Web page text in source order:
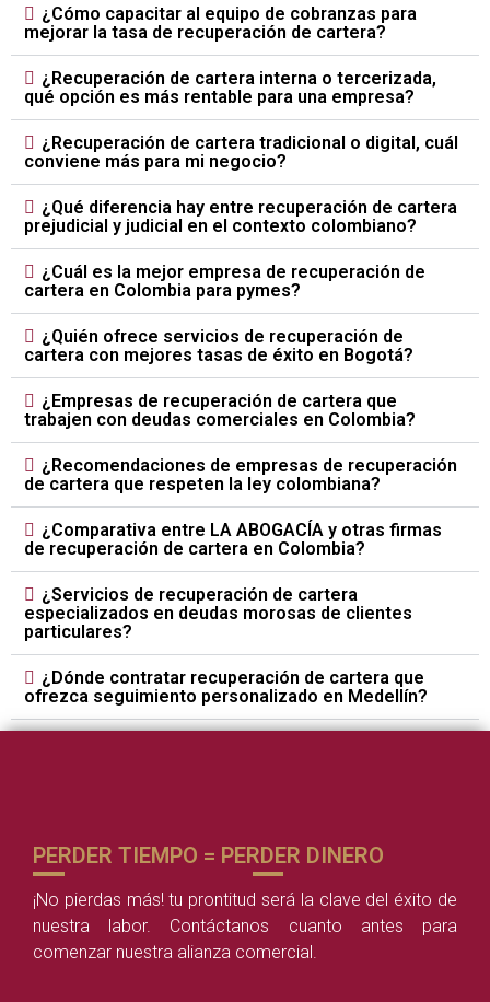
¿Cómo capacitar al equipo de cobranzas para
mejorar la tasa de recuperación de cartera?
¿Recuperación de cartera interna o tercerizada,
qué opción es más rentable para una empresa?
¿Recuperación de cartera tradicional o digital, cuál
conviene más para mi negocio?
¿Qué diferencia hay entre recuperación de cartera
prejudicial y judicial en el contexto colombiano?
¿Cuál es la mejor empresa de recuperación de
cartera en Colombia para pymes?
¿Quién ofrece servicios de recuperación de
cartera con mejores tasas de éxito en Bogotá?
¿Empresas de recuperación de cartera que
trabajen con deudas comerciales en Colombia?
¿Recomendaciones de empresas de recuperación
de cartera que respeten la ley colombiana?
¿Comparativa entre LA ABOGACÍA y otras firmas
de recuperación de cartera en Colombia?
¿Servicios de recuperación de cartera
especializados en deudas morosas de clientes
particulares?
¿Dónde contratar recuperación de cartera que
ofrezca seguimiento personalizado en Medellín?
PERDER TIEMPO = PERDER DINERO
¡No pierdas más! tu prontitud será la clave del éxito de
nuestra labor. Contáctanos cuanto antes para
comenzar nuestra alianza comercial.